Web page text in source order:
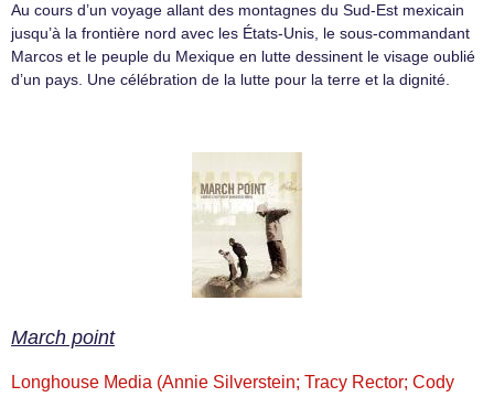
Au cours d’un voyage allant des montagnes du Sud-Est mexicain
jusqu’à la frontière nord avec les États-Unis, le sous-commandant
Marcos et le peuple du Mexique en lutte dessinent le visage oublié
d’un pays. Une célébration de la lutte pour la terre et la dignité.
March point
Longhouse Media (Annie Silverstein; Tracy Rector; Cody